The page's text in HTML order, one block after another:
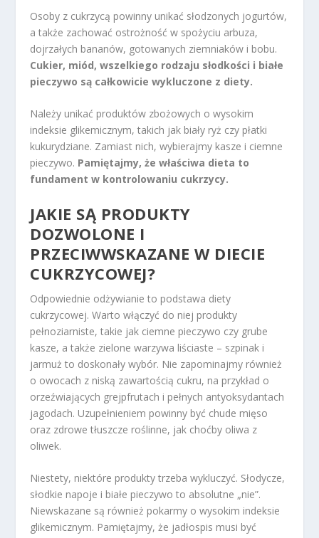
Osoby z cukrzycą powinny unikać słodzonych jogurtów,
a także zachować ostrożność w spożyciu arbuza,
dojrzałych bananów, gotowanych ziemniaków i bobu.
Cukier, miód, wszelkiego rodzaju słodkości i białe
pieczywo są całkowicie wykluczone z diety.
Należy unikać produktów zbożowych o wysokim
indeksie glikemicznym, takich jak biały ryż czy płatki
kukurydziane. Zamiast nich, wybierajmy kasze i ciemne
pieczywo. Pamiętajmy, że właściwa dieta to
fundament w kontrolowaniu cukrzycy.
JAKIE SĄ PRODUKTY
DOZWOLONE I
PRZECIWWSKAZANE W DIECIE
CUKRZYCOWEJ?
Odpowiednie odżywianie to podstawa diety
cukrzycowej. Warto włączyć do niej produkty
pełnoziarniste, takie jak ciemne pieczywo czy grube
kasze, a także zielone warzywa liściaste – szpinak i
jarmuż to doskonały wybór. Nie zapominajmy również
o owocach z niską zawartością cukru, na przykład o
orzeźwiających grejpfrutach i pełnych antyoksydantach
jagodach. Uzupełnieniem powinny być chude mięso
oraz zdrowe tłuszcze roślinne, jak choćby oliwa z
oliwek.
Niestety, niektóre produkty trzeba wykluczyć. Słodycze,
słodkie napoje i białe pieczywo to absolutne „nie”.
Niewskazane są również pokarmy o wysokim indeksie
glikemicznym. Pamiętajmy, że jadłospis musi być